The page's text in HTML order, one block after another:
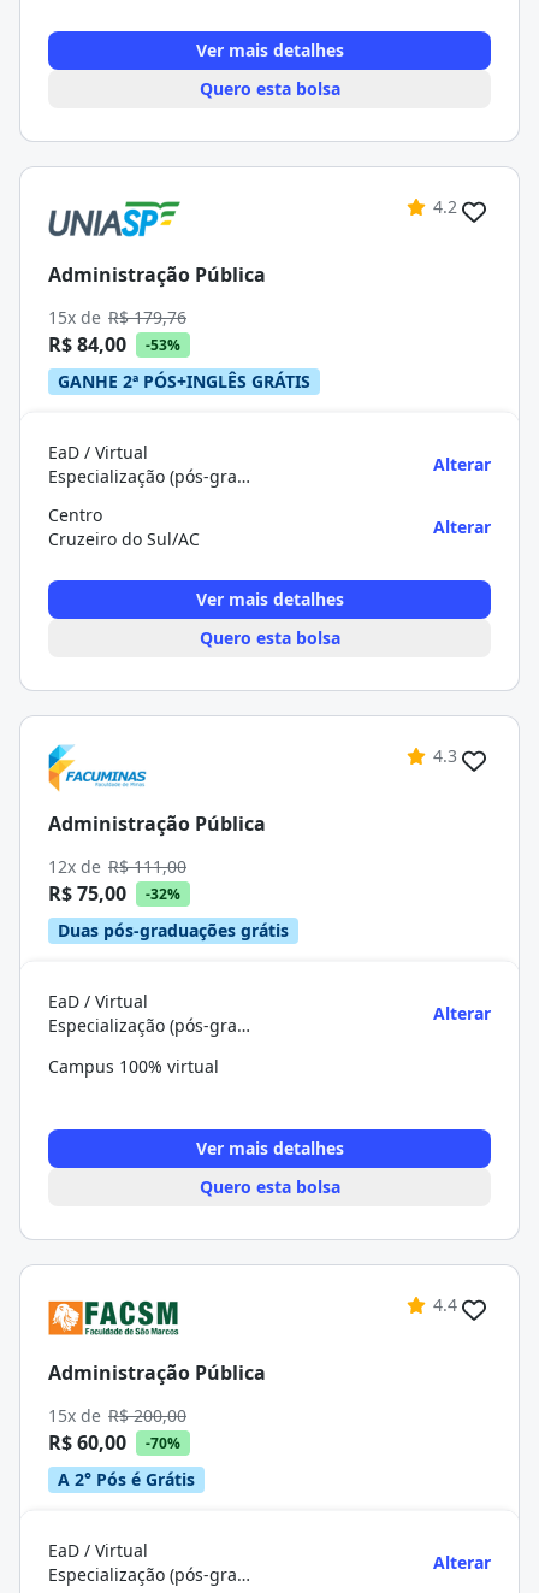
Ver mais detalhes
Quero esta bolsa
4.2
Administração Pública
15x de R$ 179,76
R$ 84,00 -53%
GANHE 2ª PÓS+INGLÊS GRÁTIS
EaD / Virtual
Especialização (pós-graduação)
Alterar
Centro
Cruzeiro do Sul/AC
Alterar
Ver mais detalhes
Quero esta bolsa
4.3
Administração Pública
12x de R$ 111,00
R$ 75,00 -32%
Duas pós-graduações grátis
EaD / Virtual
Especialização (pós-graduação)
Alterar
Campus 100% virtual
Ver mais detalhes
Quero esta bolsa
4.4
Administração Pública
15x de R$ 200,00
R$ 60,00 -70%
A 2° Pós é Grátis
EaD / Virtual
Especialização (pós-graduação)
Alterar